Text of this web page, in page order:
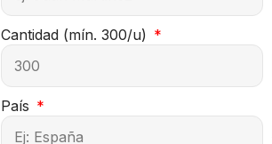
Cantidad (mín. 300/u)
País